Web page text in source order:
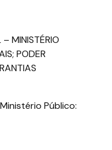
MINISTÉRIO
PODER
Público: